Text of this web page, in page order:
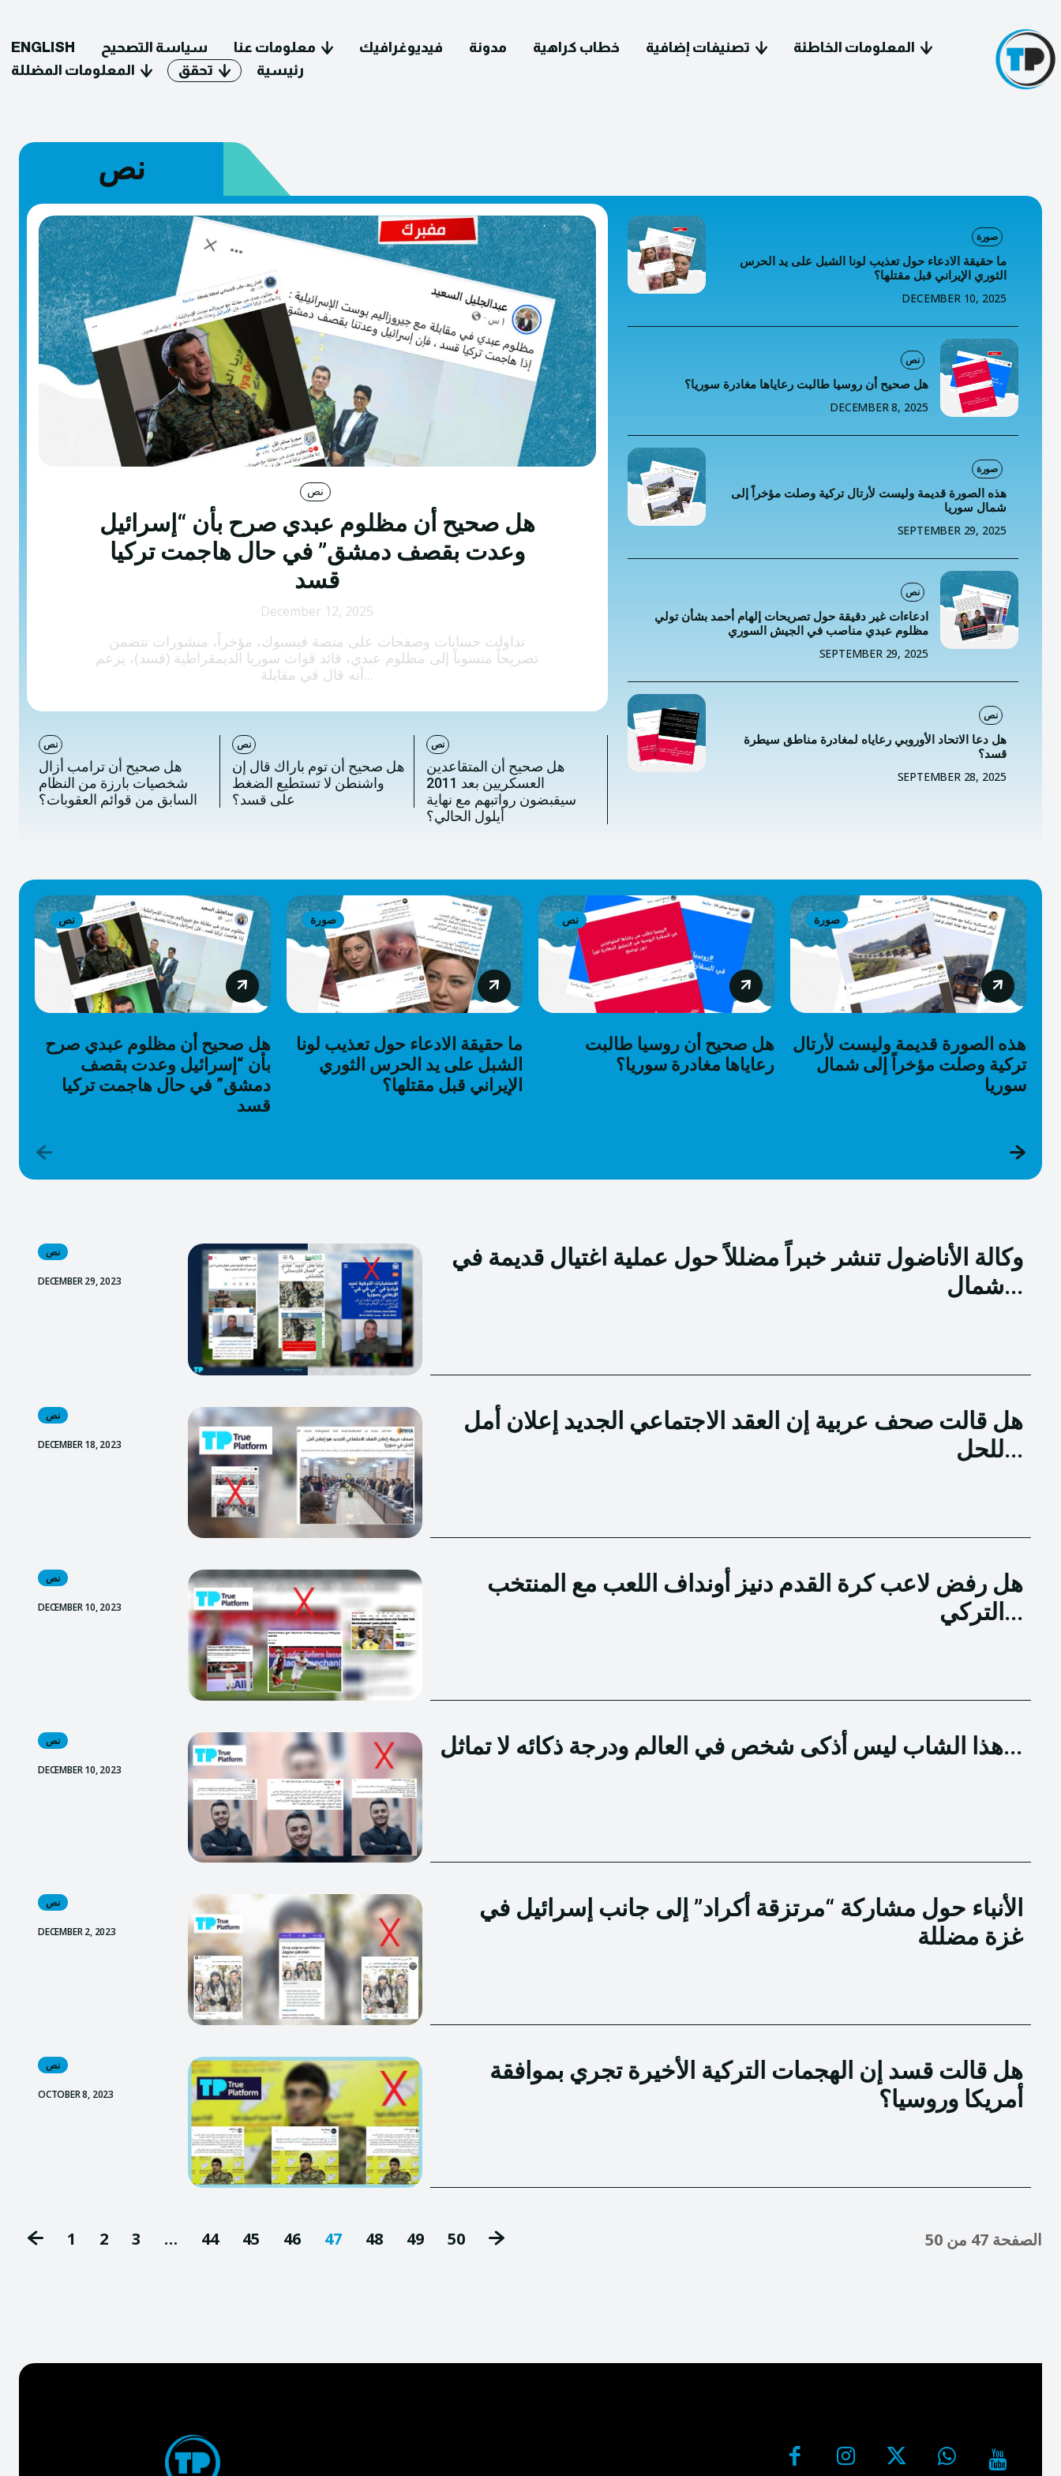
سياسة التصحيح
معلومات عنا
فيديوغرافيك
مدونة
تصنيفات إضافية
المعلومات الخاطئة
المعلومات المضللة
تحقق
ENGLISH سياسة التصحيح معلومات عنا فيديوغرافيك مدونة خطاب كراهية تصنيفات إضافية
المعلومات الخاطئة
المعلومات المضللة
تحقق رئيسية
نص
نص
هل صحيح أن مظلوم عبدي صرح بأن “إسرائيل
وعدت بقصف دمشق” في حال هاجمت تركيا
قسد
December 12, 2025
تداولت حسابات وصفحات على منصة فيسبوك، مؤخراً، منشورات تتضمن
تصريحاً منسوباً إلى مظلوم عبدي، قائد قوات سوريا الديمقراطية (قسد)، يزعم
أنه قال في مقابلة...
نص
هل صحيح أن ترامب أزال
شخصيات بارزة من النظام
السابق من قوائم العقوبات؟
نص
هل صحيح أن توم باراك قال إن
واشنطن لا تستطيع الضغط
على قسد؟
نص
هل صحيح أن المتقاعدين
العسكريين بعد 2011
سيقبضون رواتبهم مع نهاية
أيلول الحالي؟
صورة
ما حقيقة الادعاء حول تعذيب لونا الشبل على يد الحرس
الثوري الإيراني قبل مقتلها؟
DECEMBER 10, 2025
نص
هل صحيح أن روسيا طالبت رعاياها مغادرة سوريا؟
DECEMBER 8, 2025
صورة
هذه الصورة قديمة وليست لأرتال تركية وصلت مؤخراً إلى
شمال سوريا
SEPTEMBER 29, 2025
نص
ادعاءات غير دقيقة حول تصريحات إلهام أحمد بشأن تولي
مظلوم عبدي مناصب في الجيش السوري
SEPTEMBER 29, 2025
نص
هل دعا الاتحاد الأوروبي رعاياه لمغادرة مناطق سيطرة
قسد؟
SEPTEMBER 28, 2025
نص
هل صحيح أن مظلوم عبدي صرح
بأن “إسرائيل وعدت بقصف
دمشق” في حال هاجمت تركيا
قسد
صورة
ما حقيقة الادعاء حول تعذيب لونا
الشبل على يد الحرس الثوري
الإيراني قبل مقتلها؟
نص
هل صحيح أن روسيا طالبت
رعاياها مغادرة سوريا؟
صورة
هذه الصورة قديمة وليست لأرتال
تركية وصلت مؤخراً إلى شمال
سوريا
نص
DECEMBER 29, 2023
وكالة الأناضول تنشر خبراً مضللاً حول عملية اغتيال قديمة في
شمال...
نص
DECEMBER 18, 2023
هل قالت صحف عربية إن العقد الاجتماعي الجديد إعلان أمل
للحل...
نص
DECEMBER 10, 2023
هل رفض لاعب كرة القدم دنيز أونداف اللعب مع المنتخب
التركي...
نص
DECEMBER 10, 2023
هذا الشاب ليس أذكى شخص في العالم ودرجة ذكائه لا تماثل...
نص
DECEMBER 2, 2023
الأنباء حول مشاركة “مرتزقة أكراد” إلى جانب إسرائيل في
غزة مضللة
نص
OCTOBER 8, 2023
هل قالت قسد إن الهجمات التركية الأخيرة تجري بموافقة
أمريكا وروسيا؟
1 2 3 … 44 45 46 47 48 49 50 الصفحة 47 من 50